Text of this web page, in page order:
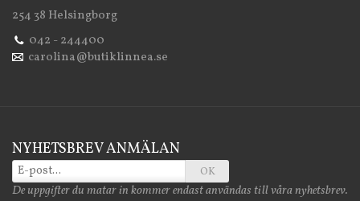
254 38 Helsingborg
042 - 244400
carolina@butiklinnea.se
NYHETSBREV ANMÄLAN
OK
De uppgifter du matar in kommer endast användas till våra nyhetsbrev.